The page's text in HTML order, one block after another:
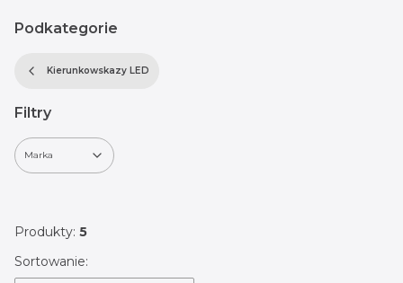
Podkategorie
Kierunkowskazy LED
Filtry
Marka
Produkty: 5
Lista produktów
Sortowanie: